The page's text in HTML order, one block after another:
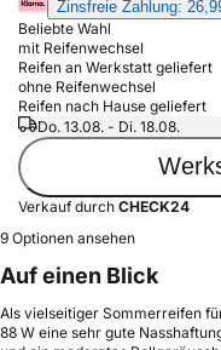
Zinsfreie Zahlung:
Beliebte Wahl
mit Reifenwechsel
Reifen an Werkstatt geliefert
ohne Reifenwechsel
Reifen nach Hause geliefert
Do. 13.08. - Di. 18.08.
Verkauf durch CHECK24
9 Optionen ansehen
Auf einen Blick
Als vielseitiger Sommerreifen
88 W eine sehr gute